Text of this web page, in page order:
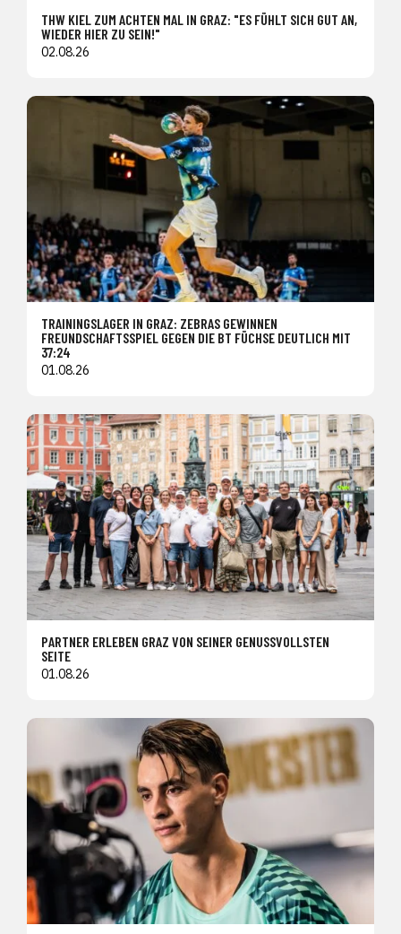
THW KIEL ZUM ACHTEN MAL IN GRAZ: "ES FÜHLT SICH GUT AN,
WIEDER HIER ZU SEIN!"
02.08.26
TRAININGSLAGER IN GRAZ: ZEBRAS GEWINNEN
FREUNDSCHAFTSSPIEL GEGEN DIE BT FÜCHSE DEUTLICH MIT
37:24
01.08.26
PARTNER ERLEBEN GRAZ VON SEINER GENUSSVOLLSTEN
SEITE
01.08.26